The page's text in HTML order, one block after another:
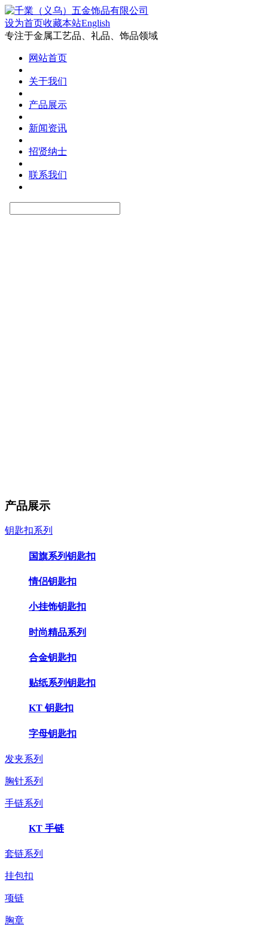
设为首页收藏本站English
专注于金属工艺品、礼品、饰品领域
网站首页
关于我们
产品展示
新闻资讯
招贤纳士
联系我们
产品展示
钥匙扣系列
国旗系列钥匙扣
情侣钥匙扣
小挂饰钥匙扣
时尚精品系列
合金钥匙扣
贴纸系列钥匙扣
KT 钥匙扣
字母钥匙扣
发夹系列
胸针系列
手链系列
KT 手链
套链系列
挂包扣
项链
胸章